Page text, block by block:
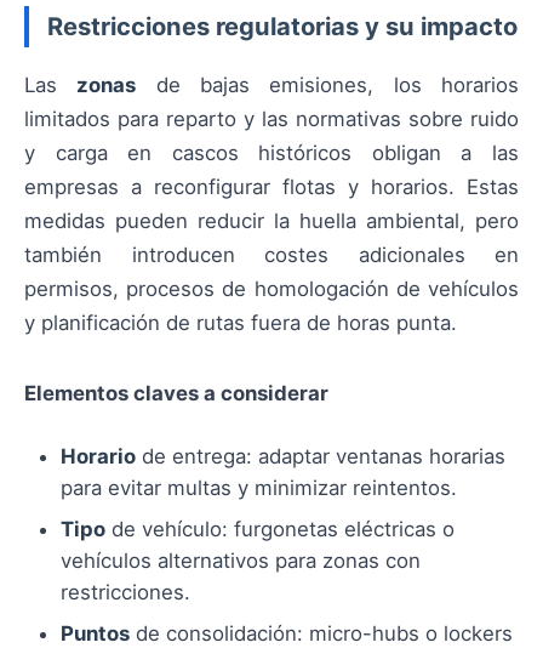
Restricciones regulatorias y su impacto
Las zonas de bajas emisiones, los horarios
limitados para reparto y las normativas sobre ruido
y carga en cascos históricos obligan a las
empresas a reconfigurar flotas y horarios. Estas
medidas pueden reducir la huella ambiental, pero
también introducen costes adicionales en
permisos, procesos de homologación de vehículos
y planificación de rutas fuera de horas punta.
Elementos claves a considerar
Horario de entrega: adaptar ventanas horarias
para evitar multas y minimizar reintentos.
Tipo de vehículo: furgonetas eléctricas o
vehículos alternativos para zonas con
restricciones.
Puntos de consolidación: micro-hubs o lockers